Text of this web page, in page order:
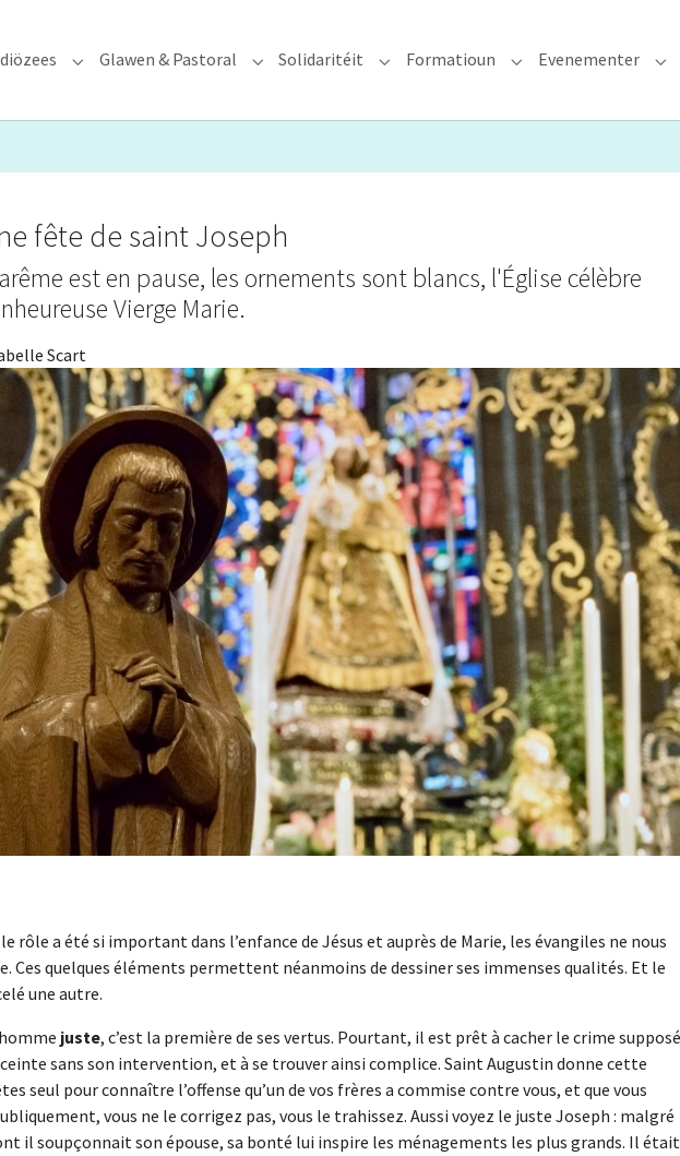
Submenu for "Äerzdiözees"
Glawen & Pastoral Submenu for "Glawen & Pastoral"
Solidaritéit Submenu for "Solidaritéit"
Formatioun Submenu for
Evenementer
fête de saint Joseph
est en pause, les ornements sont blancs, l'Église célèbre
Vierge Marie.
Scart
rôle a été si important dans l’enfance de Jésus et auprès de Marie, les évangiles ne nous
Ces quelques éléments permettent néanmoins de dessiner ses immenses qualités. Et le
une autre.
juste, c’est la première de ses vertus. Pourtant, il est prêt à cacher le crime
sans son intervention, et à se trouver ainsi complice. Saint Augustin donne cette
seul pour connaître l’offense qu’un de vos frères a commise contre vous, et que vous
vous ne le corrigez pas, vous le trahissez. Aussi voyez le juste Joseph : malgré
il soupçonnait son épouse, sa bonté lui inspire les ménagements les plus grands. Il était